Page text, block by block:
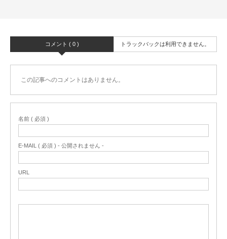
コメント ( 0 ) トラックバックは利用できません。
この記事へのコメントはありません。
名前 ( 必須 )
E-MAIL ( 必須 ) - 公開されません -
URL